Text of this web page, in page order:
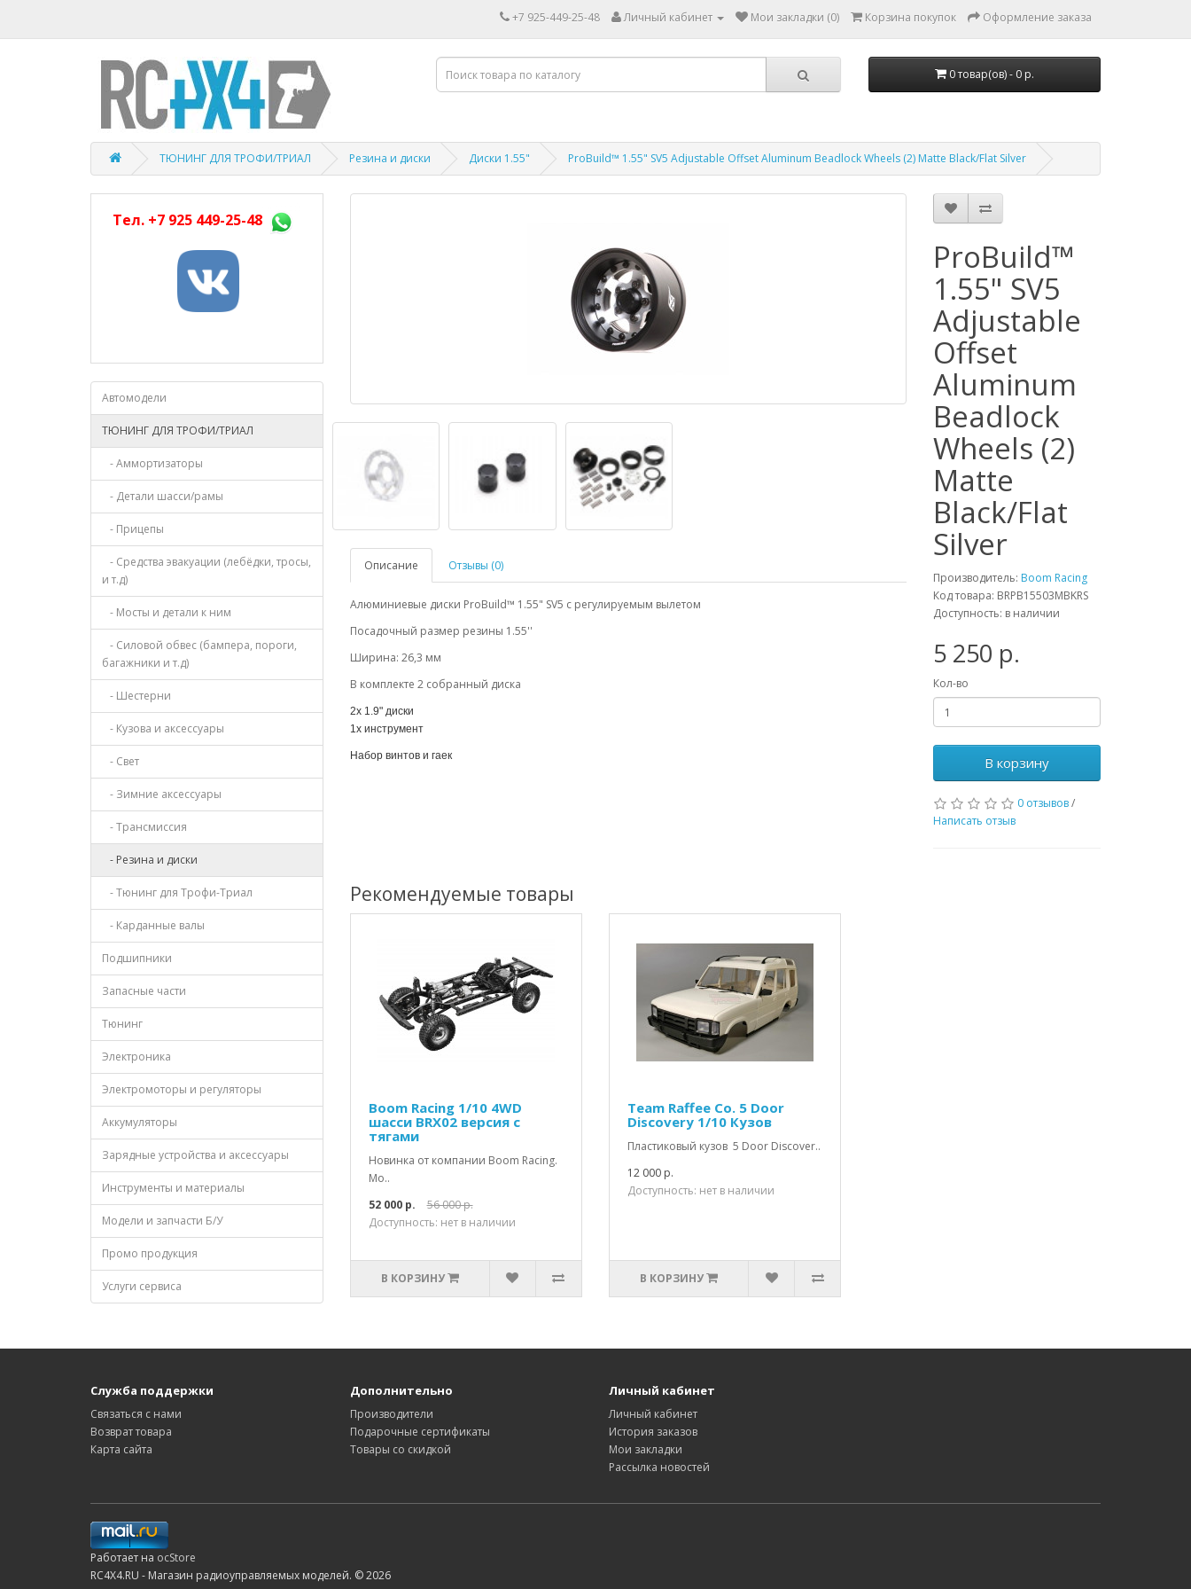
+7 925-449-25-48 Личный кабинет Мои закладки (0) Корзина покупок Оформление заказа
0 товар(ов) - 0 р.
ТЮНИНГ ДЛЯ ТРОФИ/ТРИАЛ Резина и диски Диски 1.55" ProBuild™ 1.55" SV5 Adjustable Offset Aluminum Beadlock Wheels (2) Matte Black/Flat Silver
Тел. +7 925 449-25-48
Автомодели
ТЮНИНГ ДЛЯ ТРОФИ/ТРИАЛ
- Аммортизаторы
- Детали шасси/рамы
- Прицепы
- Средства эвакуации (лебёдки, тросы,
и т.д)
- Мосты и детали к ним
- Силовой обвес (бампера, пороги,
багажники и т.д)
- Шестерни
- Кузова и аксессуары
- Свет
- Зимние аксессуары
- Трансмиссия
- Резина и диски
- Тюнинг для Трофи-Триал
- Карданные валы
Подшипники
Запасные части
Тюнинг
Электроника
Электромоторы и регуляторы
Аккумуляторы
Зарядные устройства и аксессуары
Инструменты и материалы
Модели и запчасти Б/У
Промо продукция
Услуги сервиса
Описание Отзывы (0)
Алюминиевые диски ProBuild™ 1.55" SV5 с регулируемым вылетом
Посадочный размер резины 1.55''
Ширина: 26,3 мм
В комплекте 2 собранный диска
2x 1.9" диски
1x инструмент
Набор винтов и гаек
ProBuild™
1.55" SV5
Adjustable
Offset
Aluminum
Beadlock
Wheels (2)
Matte
Black/Flat
Silver
Производитель: Boom Racing
Код товара: BRPB15503MBKRS
Доступность: в наличии
5 250 р.
Кол-во
В корзину
0 отзывов/
Написать отзыв
Рекомендуемые товары
Boom Racing 1/10 4WD
шасси BRX02 версия с
тягами
Новинка от компании Boom Racing.
Мо..
52 000 р.
56 000 р.
Доступность: нет в наличии
В КОРЗИНУ
Team Raffee Co. 5 Door
Discovery 1/10 Кузов
Пластиковый кузов 5 Door Discover..
12 000 р.
Доступность: нет в наличии
В КОРЗИНУ
Служба поддержки
Связаться с нами
Возврат товара
Карта сайта
Дополнительно
Производители
Подарочные сертификаты
Товары со скидкой
Личный кабинет
Личный кабинет
История заказов
Мои закладки
Рассылка новостей
Работает на ocStore
RC4X4.RU - Магазин радиоуправляемых моделей. © 2026